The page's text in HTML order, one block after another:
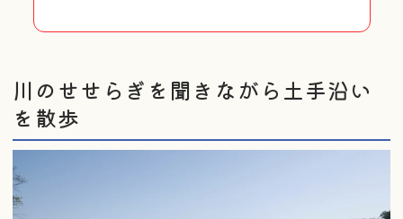
川のせせらぎを聞きながら土手沿い
を散歩